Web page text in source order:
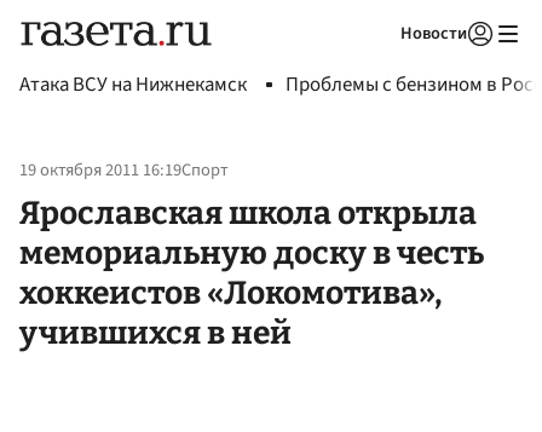
Новости
Атака ВСУ на Нижнекамск Проблемы с бензином в
19 октября 2011 16:19Спорт
Ярославская школа открыла
мемориальную доску в честь
хоккеистов «Локомотива»,
учившихся в ней